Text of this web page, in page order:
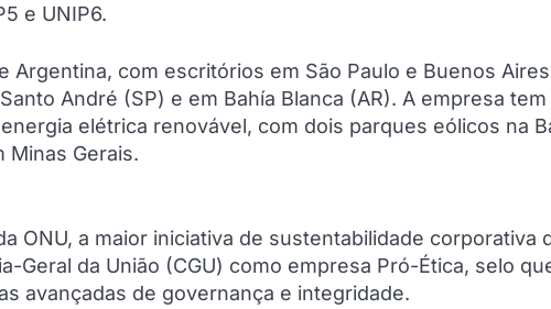
e UNIP6.
Argentina, com escritórios em São Paulo e Buenos
André (SP) e em Bahía Blanca (AR). A empresa tem
elétrica renovável, com dois parques eólicos na
Minas Gerais.
ONU, a maior iniciativa de sustentabilidade corporativa
Geral da União (CGU) como empresa Pró-Ética, selo
avançadas de governança e integridade.